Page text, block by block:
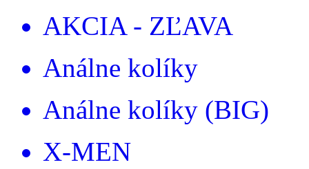
AKCIA - ZĽAVA
Análne kolíky
Análne kolíky (BIG)
X-MEN